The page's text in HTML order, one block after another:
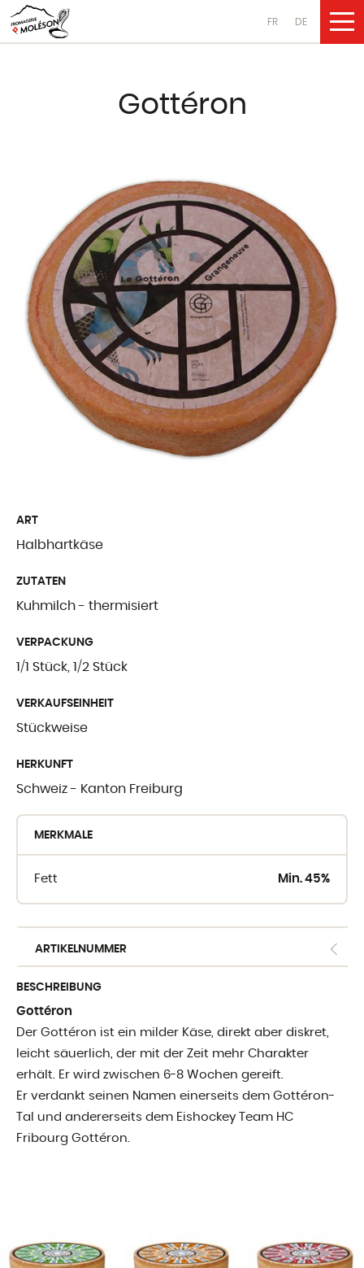
FR DE
Käsesorten
aus Schafsmilch
Molkereiprodukte
aus Kuhmilch
aus Ziegenmilch
aus Schafsmilch
Freiburger
Käse aus dem
Ergänzende
E-shop fur Profis
Gottéron
ART
Halbhartkäse
ZUTATEN
Kuhmilch - thermisiert
VERPACKUNG
1/1 Stück, 1/2 Stück
VERKAUFSEINHEIT
Stückweise
HERKUNFT
Schweiz - Kanton Freiburg
MERKMALE
Fett Min. 45%
ARTIKELNUMMER
BESCHREIBUNG
Gottéron
Der Gottéron ist ein milder Käse, direkt aber diskret,
leicht säuerlich, der mit der Zeit mehr Charakter
erhält. Er wird zwischen 6-8 Wochen gereift.
Er verdankt seinen Namen einerseits dem Gottéron-
Tal und andererseits dem Eishockey Team HC
Fribourg Gottéron.